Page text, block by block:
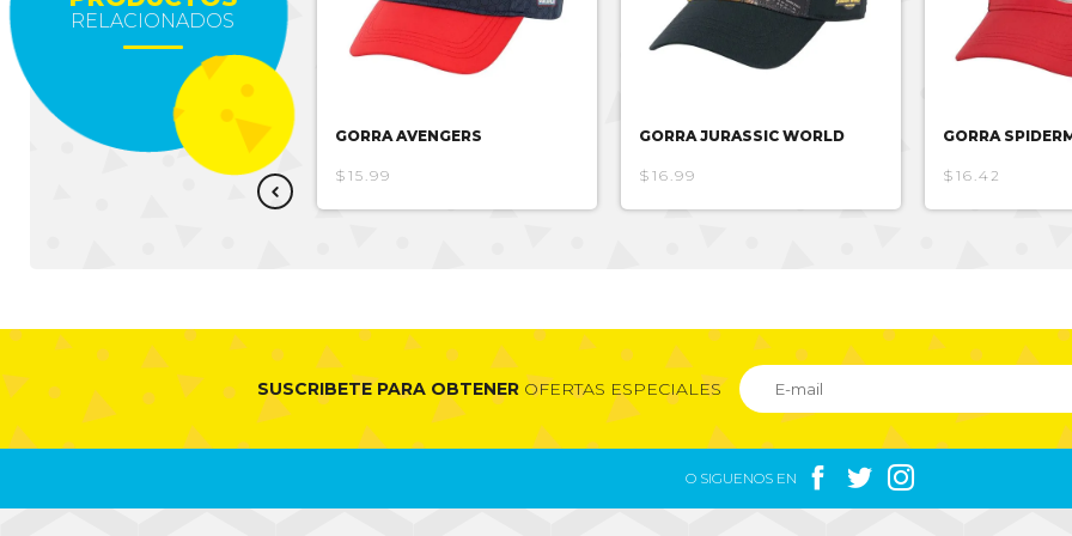
RELACIONADOS
GORRA BIA GORRA AVENGERS
$15.99
GORRA JURASSIC WORLD
$16.99
GORRA
$16.42
SUSCRIBETE PARA OBTENEROFERTAS ESPECIALES
O SIGUENOS EN   